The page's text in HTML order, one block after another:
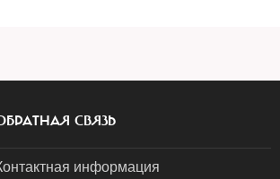
СВЯЗЬ
информация